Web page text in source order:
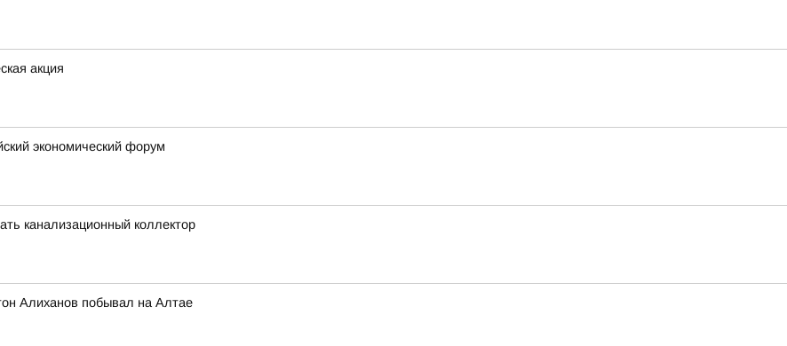
акция
экономический форум
канализационный коллектор
Алиханов побывал на Алтае